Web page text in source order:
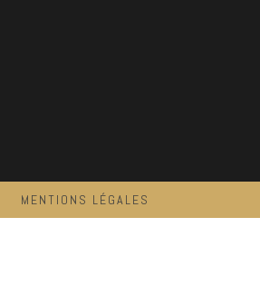
MENTIONS LÉGALES